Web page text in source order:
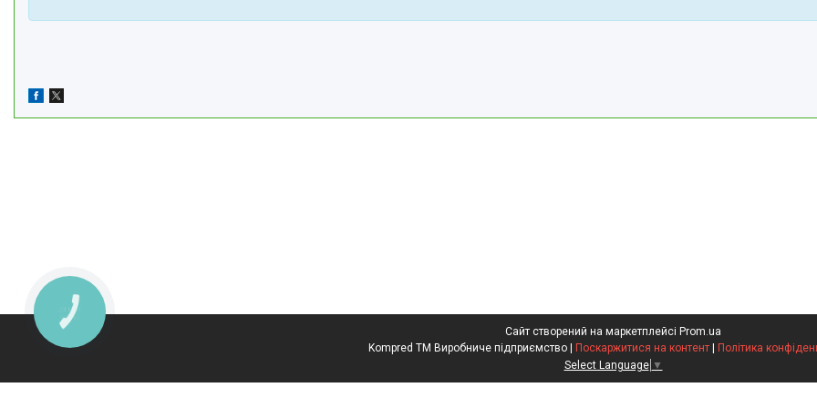
Сайт створений на маркетплейсі Prom.ua
Kompred TM Виробниче підприємство | Поскаржитися на контент | Політика
Select Language ▼
КНОПКА
ЗВ'ЯЗКУ